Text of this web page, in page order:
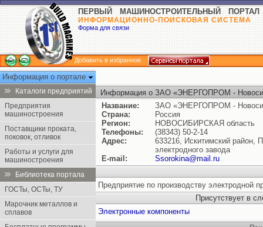
ПЕРВЫЙ МАШИНОСТРОИТЕЛЬНЫЙ ПОРТАЛ
ИНФОРМАЦИОННО-ПОИСКОВАЯ СИСТЕМА
Форма для связи
Добавить в избранное
Информация о портале
Каталоги предприятий
Предприятия
машиностроения
Поставщики проката,
поковок, отливок
Работы и услуги для
машиностроения
Библиотека портала
ГОСТы, ОСТы, ТУ
Марочник металлов и
сплавов
Информация о ЗАО «ЭНЕРГОПРОМ -
Название:
ЗАО «ЭНЕРГОПРОМ -
Страна:
Россия
Регион:
НОВОСИБИРСКАЯ область
Телефоны:
(38343) 50-2-14
Адрес:
633216, Искитимский район,
электродного завода
E-mail:
Ssorokina@mail.ru
Предприятие по производству электродной
Присутствует в
Электронные компоненты